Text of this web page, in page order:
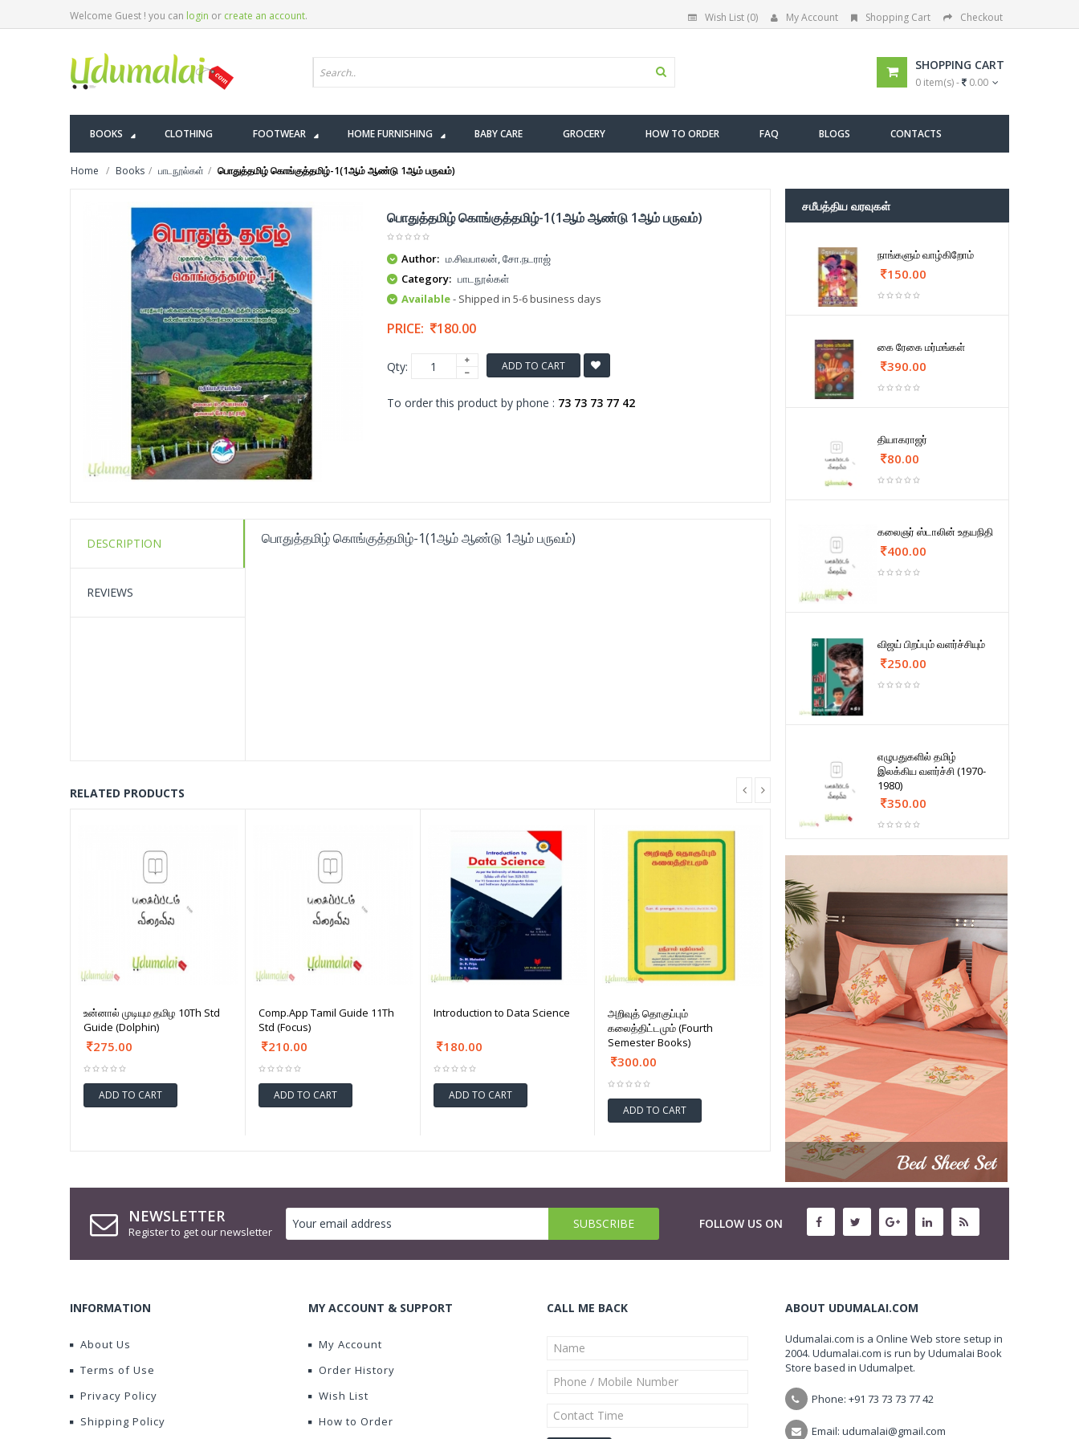
Welcome Guest ! you can login or create an account. Wish List (0) My Account Shopping Cart Checkout
SHOPPING CART
0 item(s) - 0.00
BOOKS CLOTHING FOOTWEAR HOME FURNISHING BABY CARE GROCERY HOW TO ORDER FAQ BLOGS CONTACTS
Home Books பாடநூல்கள் பொதுத்தமிழ் கொங்குத்தமிழ்-1(1ஆம் ஆண்டு 1ஆம் பருவம்)
பொதுத்தமிழ் கொங்குத்தமிழ்-1(1ஆம் ஆண்டு 1ஆம் பருவம்)
Author: ம.சிவபாலன், சோ.நடராஜ்
Category: பாடநூல்கள்
Available- Shipped in 5-6 business days
PRICE: 180.00
Qty: ADD TO CART
To order this product by phone : 73 73 73 77 42
DESCRIPTION
REVIEWS
பொதுத்தமிழ் கொங்குத்தமிழ்-1(1ஆம் ஆண்டு 1ஆம் பருவம்)
RELATED PRODUCTS
உன்னால் முடியும தமிழ 10Th Std
Guide (Dolphin)
275.00
ADD TO CART
Comp.App Tamil Guide 11Th
Std (Focus)
210.00
ADD TO CART
Introduction to Data Science
180.00
ADD TO CART
அறிவுத் தொகுப்பும்
கலைத்திட்டமும் (Fourth
Semester Books)
300.00
ADD TO CART
சமீபத்திய வரவுகள்
நாங்களும் வாழ்கிறோம்
150.00
கை ரேகை மர்மங்கள்
390.00
தியாகராஜர்
80.00
கலைஞர் ஸ்டாலின் உதயநிதி
400.00
விஜய் பிறப்பும் வளர்ச்சியும்
250.00
எழுபதுகளில் தமிழ்
இலக்கிய வளர்ச்சி (1970-
1980)
350.00
NEWSLETTER
Register to get our newsletter
FOLLOW US ON
INFORMATION
About Us
Terms of Use
Privacy Policy
Shipping Policy
MY ACCOUNT & SUPPORT
My Account
Order History
Wish List
How to Order
CALL ME BACK ABOUT UDUMALAI.COM
Udumalai.com is a Online Web store setup in
2004. Udumalai.com is run by Udumalai Book
Store based in Udumalpet.
Phone: +91 73 73 73 77 42
Email: udumalai@gmail.com